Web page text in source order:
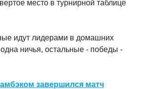
место в турнирной таблице
идут лидерами в домашних
ничья, остальные - победы -
завершился матч